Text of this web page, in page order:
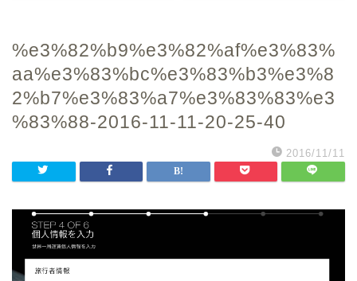
%e3%82%b9%e3%82%af%e3%83%
aa%e3%83%bc%e3%83%b3%e3%8
2%b7%e3%83%a7%e3%83%83%e3
%83%88-2016-11-11-20-25-40
2016/11/11